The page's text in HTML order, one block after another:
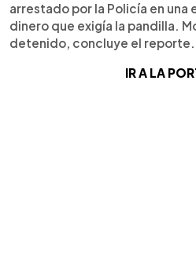
arrestado por la Policía en
dinero que exigía la pandilla.
detenido, concluye el reporte.
IR A LA